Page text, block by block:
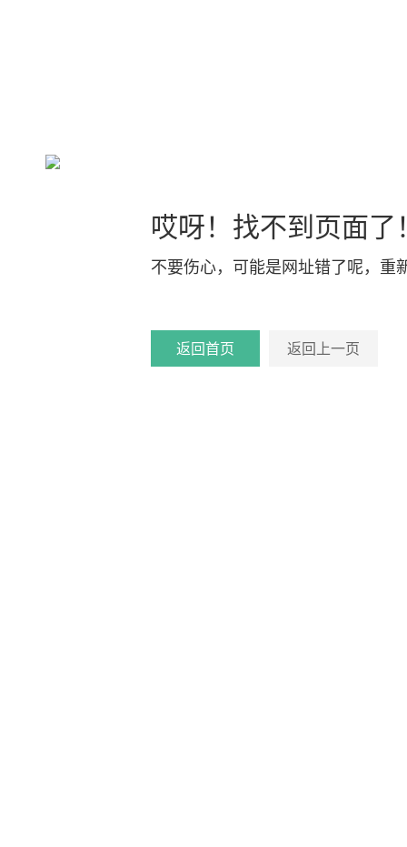
哎呀！找不到页面了
不要伤心，可能是网址错了呢，重
返回首页 返回上一页